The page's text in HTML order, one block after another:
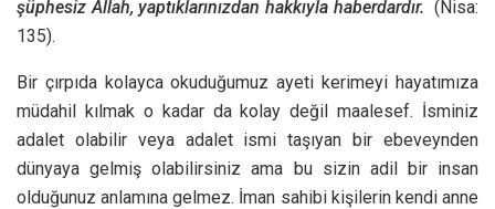
şüphesiz Allah, yaptıklarınızdan hakkıyla haberdardır. (Nisa:
135).
Bir çırpıda kolayca okuduğumuz ayeti kerimeyi hayatımıza
müdahil kılmak o kadar da kolay değil maalesef. İsminiz
adalet olabilir veya adalet ismi taşıyan bir ebeveynden
dünyaya gelmiş olabilirsiniz ama bu sizin adil bir insan
olduğunuz anlamına gelmez. İman sahibi kişilerin kendi anne